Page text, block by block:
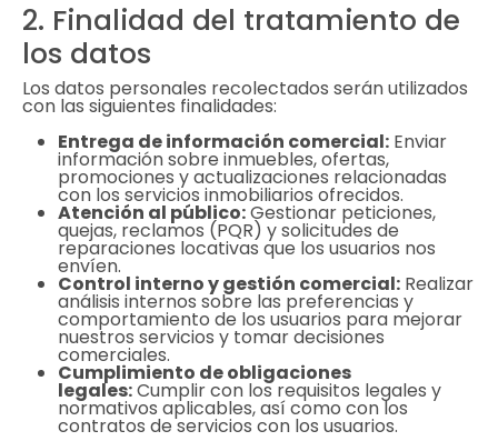
2. Finalidad del tratamiento de
los datos
Los datos personales recolectados serán utilizados
con las siguientes finalidades:
Entrega de información comercial: Enviar
información sobre inmuebles, ofertas,
promociones y actualizaciones relacionadas
con los servicios inmobiliarios ofrecidos.
Atención al público:Gestionar peticiones,
quejas, reclamos (PQR) y solicitudes de
reparaciones locativas que los usuarios nos
envíen.
Control interno y gestión comercial: Realizar
análisis internos sobre las preferencias y
comportamiento de los usuarios para mejorar
nuestros servicios y tomar decisiones
comerciales.
Cumplimiento de obligaciones
legales:Cumplir con los requisitos legales y
normativos aplicables, así como con los
contratos de servicios con los usuarios.